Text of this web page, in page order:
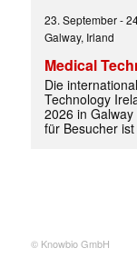
23. September-
Galway, Irland
Medical
Die
Technology
2026 in
für Besucher
© Knowbio GmbH